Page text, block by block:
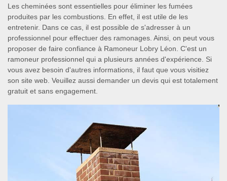
Les cheminées sont essentielles pour éliminer les fumées
produites par les combustions. En effet, il est utile de les
entretenir. Dans ce cas, il est possible de s'adresser à un
professionnel pour effectuer des ramonages. Ainsi, on peut vous
proposer de faire confiance à Ramoneur Lobry Léon. C'est un
ramoneur professionnel qui a plusieurs années d'expérience. Si
vous avez besoin d'autres informations, il faut que vous visitiez
son site web. Veuillez aussi demander un devis qui est totalement
gratuit et sans engagement.